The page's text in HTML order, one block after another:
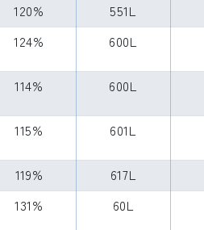
120% 551L
124% 600L
114% 600L
115% 601L
119% 617L
131% 60L